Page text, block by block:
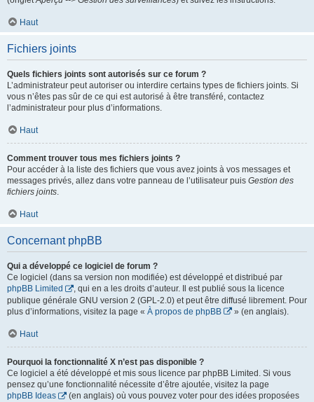
Haut
Fichiers joints
Quels fichiers joints sont autorisés sur ce forum ?
L’administrateur peut autoriser ou interdire certains types de fichiers joints. Si
vous n’êtes pas sûr de ce qui est autorisé à être transféré, contactez
l’administrateur pour plus d’informations.
Haut
Comment trouver tous mes fichiers joints ?
Pour accéder à la liste des fichiers que vous avez joints à vos messages et
messages privés, allez dans votre panneau de l’utilisateur puis Gestion des
fichiers joints.
Haut
Concernant phpBB
Qui a développé ce logiciel de forum ?
Ce logiciel (dans sa version non modifiée) est développé et distribué par
phpBB Limited
, qui en a les droits d’auteur. Il est publié sous la licence
publique générale GNU version 2 (GPL-2.0) et peut être diffusé librement. Pour
plus d’informations, visitez la page « À propos de phpBB » (en anglais).
Haut
Pourquoi la fonctionnalité X n’est pas disponible ?
Ce logiciel a été développé et mis sous licence par phpBB Limited. Si vous
pensez qu’une fonctionnalité nécessite d’être ajoutée, visitez la page
phpBB Ideas
(en anglais) où vous pouvez voter pour des idées proposées